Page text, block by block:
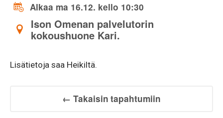
Alkaa ma 16.12. kello 10:30
Ison Omenan palvelutorin
kokoushuone Kari.
Lisätietoja saa Heikiltä.
← Takaisin tapahtumiin